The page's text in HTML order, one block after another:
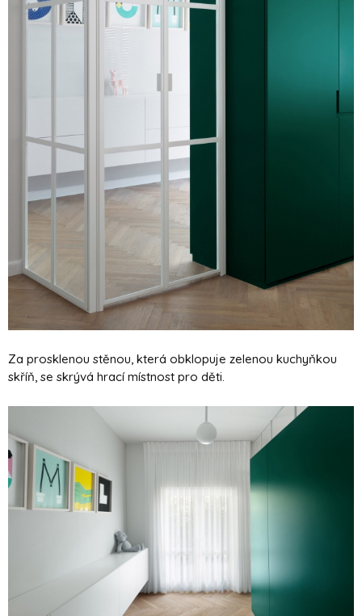
Za prosklenou stěnou, která obklopuje zelenou kuchyňkou
skříň, se skrývá hrací místnost pro děti.